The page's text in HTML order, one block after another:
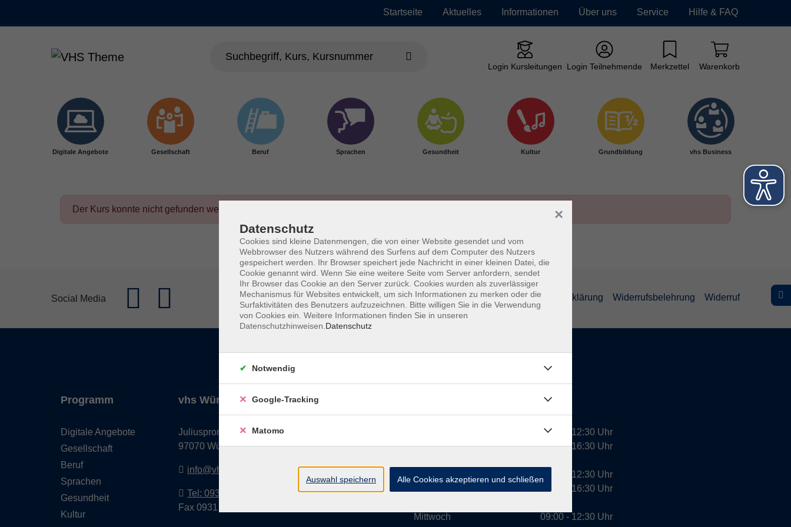
Startseite Aktuelles Informationen Über uns Service Hilfe & FAQ
Login Kursleitungen Login Teilnehmende Merkzettel Warenkorb
Digitale Angebote Gesellschaft Beruf Sprachen Gesundheit Kultur Grundbildung vhs Business
Der Kurs konnte nicht gefunden werden.
Social Media Impressum AGBs Datenschutzerklärung Barrierefreiheitserklärung Widerrufsbelehrung Widerruf
Programm
Digitale Angebote
Gesellschaft
Beruf
Sprachen
Gesundheit
Kultur
vhs Würzburg & Umgebung e. V.
Juliuspromenade 68
97070 Würzburg
info@vhs-wuerzburg.de
Tel: 0931 35593 0
Fax 0931 35593-20
Dienstag
Mittwoch
09:00 - 12:30 Uhr
13:00 - 16:30 Uhr
10:00 - 12:30 Uhr
13:00 - 16:30 Uhr
09:00 - 12:30 Uhr
Datenschutz
Cookies sind kleine Datenmengen, die von einer Website gesendet und vom
Webbrowser des Nutzers während des Surfens auf dem Computer des Nutzers
gespeichert werden. Ihr Browser speichert jede Nachricht in einer kleinen Datei, die
Cookie genannt wird. Wenn Sie eine weitere Seite vom Server anfordern, sendet
Ihr Browser das Cookie an den Server zurück. Cookies wurden als zuverlässiger
Mechanismus für Websites entwickelt, um sich Informationen zu merken oder die
Surfaktivitäten des Benutzers aufzuzeichnen. Bitte willigen Sie in die Verwendung
von Cookies ein. Weitere Informationen finden Sie in unseren
Datenschutzhinweisen. Datenschutz
×
Notwendig
Google-Tracking
Matomo
Auswahl speichern Alle Cookies akzeptieren und schließen